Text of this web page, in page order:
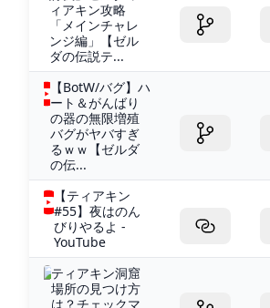
ィアキン攻略
「メインチャレ
ンジ編」【ゼル
ダの伝説テ...
【BotW/バグ】ハ
ート＆がんばり
の器の無限増殖
バグがヤバすぎ
るｗｗ【ゼルダ
の伝...
【ティアキン
#55】夜はのん
びりやるよ -
YouTube
ティアキン洞窟
場所の見つけ方
は？チェックマ